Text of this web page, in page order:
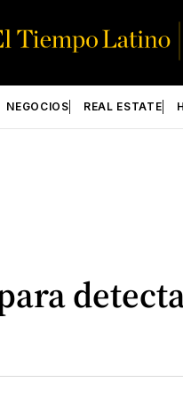
NEGOCIOS REAL ESTATE